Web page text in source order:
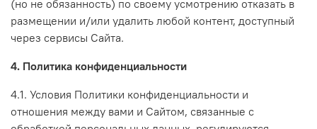
(но не обязанность) по своему усмотрению отказать в
размещении и/или удалить любой контент, доступный
через сервисы Сайта.
4. Политика конфиденциальности
4.1. Условия Политики конфиденциальности и
отношения между вами и Сайтом, связанные с